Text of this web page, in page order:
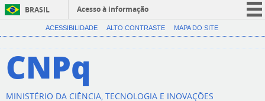
BRASIL
Acesso à informação
CORONAVÍRUS (COVID-19)
ACESSIBILIDADE ALTO CONTRASTE MAPA DO SITE
CNPq
MINISTÉRIO DA CIÊNCIA, TECNOLOGIA E INOVAÇÕES